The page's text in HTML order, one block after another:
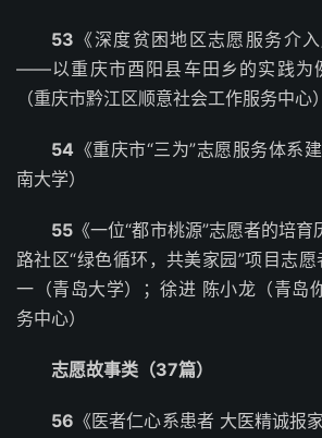
53 《深度贫困地区志愿服务介
——以重庆市酉阳县车田乡的实践
（重庆市黔江区顺意社会工作服务中心）
54 《重庆市“三为”志愿服务体
南大学）
55 《一位“都市桃源”志愿者的培
路社区“绿色循环，共美家园”项目志
一（青岛大学）；徐进 陈小龙（青岛
务中心）
志愿故事类（37篇）
56 《医者仁心系患者 大医精诚